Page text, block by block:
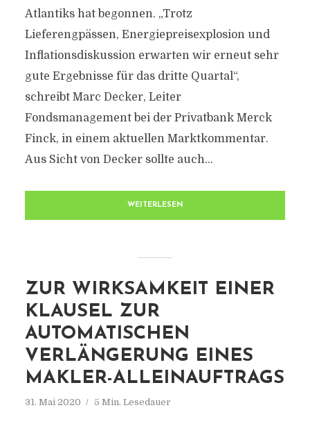
Atlantiks hat begonnen. „Trotz
Lieferengpässen, Energiepreisexplosion und
Inflationsdiskussion erwarten wir erneut sehr
gute Ergebnisse für das dritte Quartal“,
schreibt Marc Decker, Leiter
Fondsmanagement bei der Privatbank Merck
Finck, in einem aktuellen Marktkommentar.
Aus Sicht von Decker sollte auch...
WEITERLESEN
ZUR WIRKSAMKEIT EINER
KLAUSEL ZUR
AUTOMATISCHEN
VERLÄNGERUNG EINES
MAKLER-ALLEINAUFTRAGS
31. Mai 2020 5 Min. Lesedauer